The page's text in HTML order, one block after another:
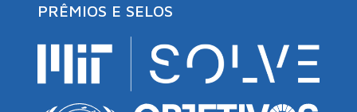
PRÊMIOS E SELOS